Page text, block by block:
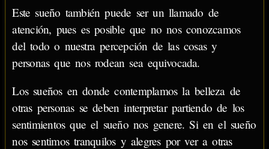
Este sueño también puede ser un llamado de
atención, pues es posible que no nos conozcamos
del todo o nuestra percepción de las cosas y
personas que nos rodean sea equivocada.
Los sueños en donde contemplamos la belleza de
otras personas se deben interpretar partiendo de los
sentimientos que el sueño nos genere. Si en el sueño
nos sentimos tranquilos y alegres por ver a otras